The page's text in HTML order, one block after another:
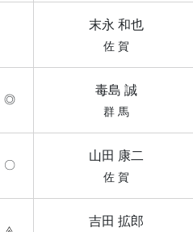
末永 和也
佐 賀
◎
毒島 誠
群 馬
〇
山田 康二
佐 賀
吉田 拡郎